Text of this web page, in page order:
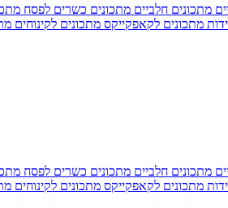
מתכונים חלביים מתכונים כשרים לפסח
מתכונים לקאפקייקס מתכונים לקינוחים
מתכונים חלביים מתכונים כשרים לפסח
מתכונים לקאפקייקס מתכונים לקינוחים